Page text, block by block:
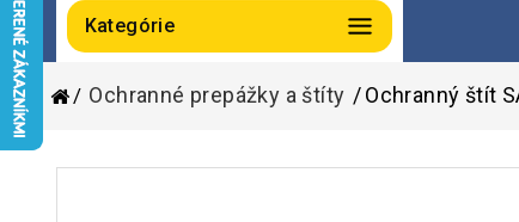
Kategórie
Ochranné prepážky a štíty Ochranný štít